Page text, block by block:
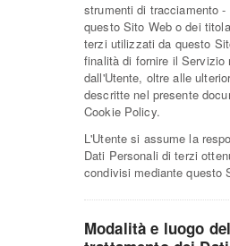
strumenti di tracciamento -
questo Sito Web o dei
terzi utilizzati da questo
finalità di fornire il Servizio
dall'Utente, oltre alle
descritte nel presente
Cookie Policy.
L'Utente si assume la
Dati Personali di terzi
condivisi mediante questo
Modalità e luogo del